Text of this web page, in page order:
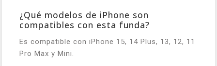
¿Qué modelos de iPhone son
compatibles con esta funda?
Es compatible con iPhone 15, 14 Plus, 13, 12, 11
Pro Max y Mini.